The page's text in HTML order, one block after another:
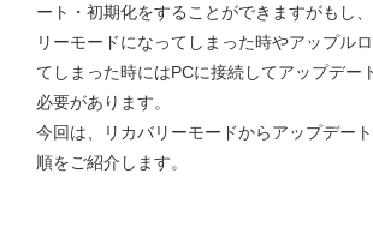
ート・初期化をすることができますがもし
リーモードになってしまった時やアップル
てしまった時にはPCに接続してアップデー
必要があります。
今回は、リカバリーモードからアップデー
順をご紹介します。